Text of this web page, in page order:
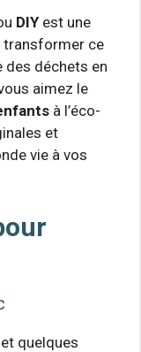
DIYest une
transformer ce
déchets en
aimez le
à l’éco-
et
vie à vos
et quelques